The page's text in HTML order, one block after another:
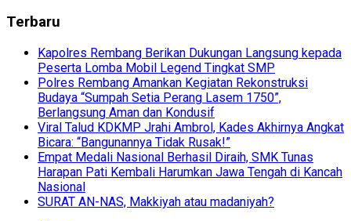
Terbaru
Kapolres Rembang Berikan Dukungan Langsung kepada
Peserta Lomba Mobil Legend Tingkat SMP
Polres Rembang Amankan Kegiatan Rekonstruksi
Budaya “Sumpah Setia Perang Lasem 1750”,
Berlangsung Aman dan Kondusif
Viral Talud KDKMP Jrahi Ambrol, Kades Akhirnya Angkat
Bicara: “Bangunannya Tidak Rusak!”
Empat Medali Nasional Berhasil Diraih, SMK Tunas
Harapan Pati Kembali Harumkan Jawa Tengah di Kancah
Nasional
SURAT AN-NAS, Makkiyah atau madaniyah?